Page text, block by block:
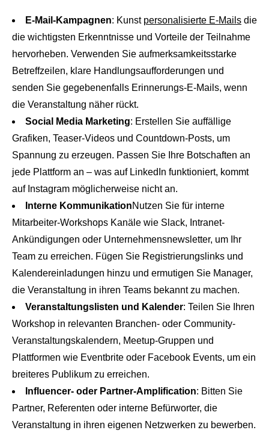
E-Mail-Kampagnen: Kunst personalisierte E-Mails die
die wichtigsten Erkenntnisse und Vorteile der Teilnahme
hervorheben. Verwenden Sie aufmerksamkeitsstarke
Betreffzeilen, klare Handlungsaufforderungen und
senden Sie gegebenenfalls Erinnerungs-E-Mails, wenn
die Veranstaltung näher rückt.
Social Media Marketing: Erstellen Sie auffällige
Grafiken, Teaser-Videos und Countdown-Posts, um
Spannung zu erzeugen. Passen Sie Ihre Botschaften an
jede Plattform an – was auf LinkedIn funktioniert, kommt
auf Instagram möglicherweise nicht an.
Interne KommunikationNutzen Sie für interne
Mitarbeiter-Workshops Kanäle wie Slack, Intranet-
Ankündigungen oder Unternehmensnewsletter, um Ihr
Team zu erreichen. Fügen Sie Registrierungslinks und
Kalendereinladungen hinzu und ermutigen Sie Manager,
die Veranstaltung in ihren Teams bekannt zu machen.
Veranstaltungslisten und Kalender: Teilen Sie Ihren
Workshop in relevanten Branchen- oder Community-
Veranstaltungskalendern, Meetup-Gruppen und
Plattformen wie Eventbrite oder Facebook Events, um ein
breiteres Publikum zu erreichen.
Influencer- oder Partner-Amplification: Bitten Sie
Partner, Referenten oder interne Befürworter, die
Veranstaltung in ihren eigenen Netzwerken zu bewerben.